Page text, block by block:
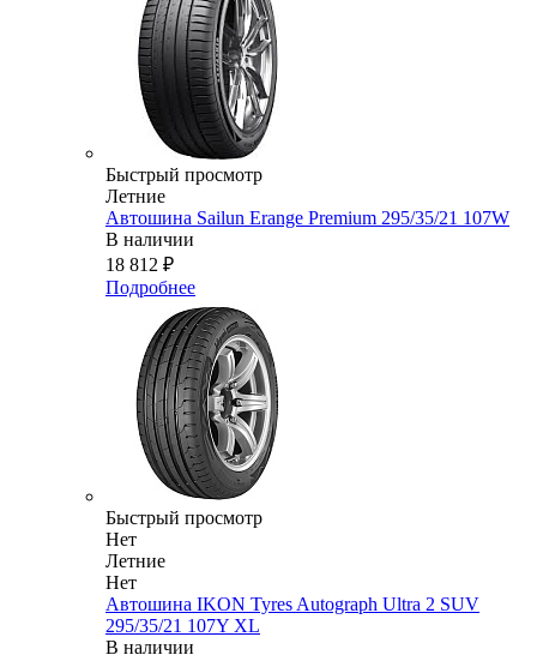
Быстрый просмотр
Летние
Автошина Sailun Erange Premium 295/35/21 107W
В наличии
18 812 ₽
Подробнее
Быстрый просмотр
Нет
Летние
Нет
Автошина IKON Tyres Autograph Ultra 2 SUV
295/35/21 107Y XL
В наличии